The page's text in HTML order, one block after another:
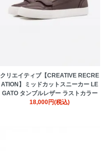
クリエイティブ【CREATIVE RECRE
ATION】ミッドカットスニーカー LE
GATO タンブルレザー ラストカラー
18,000円(税込)